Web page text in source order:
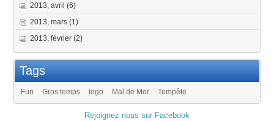
2013, avril(6)
2013, mars(1)
2013, février(2)
Tags
Fun Gros temps logo Mal de Mer Tempête
Rejoignez nous sur Facebook